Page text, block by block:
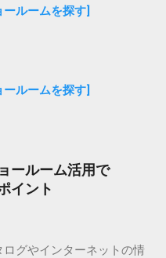
ールームを探す]
ールームを探す]
ールーム活用で
イント
グやインターネットの情